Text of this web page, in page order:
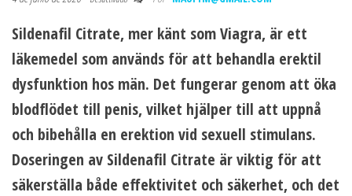
Sildenafil Citrate, mer känt som Viagra, är ett
läkemedel som används för att behandla erektil
dysfunktion hos män. Det fungerar genom att öka
blodflödet till penis, vilket hjälper till att uppnå
och bibehålla en erektion vid sexuell stimulans.
Doseringen av Sildenafil Citrate är viktig för att
säkerställa både effektivitet och säkerhet, och det